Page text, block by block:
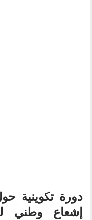
دورة تكوينية
إشعاع وطني